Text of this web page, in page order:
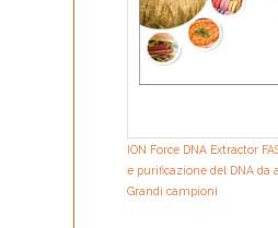
ION Force DNA Extractor
e purificazione del DNA
Grandi campioni